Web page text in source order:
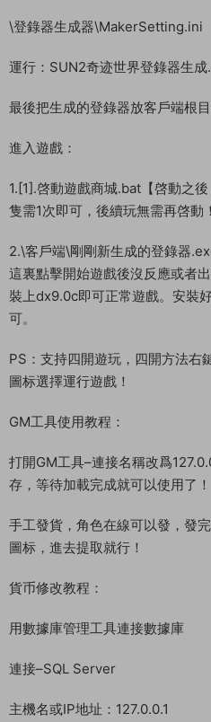
\登錄器生成器\MakerSetting.ini
運行：SUN2奇迹世界登錄器生
最後把生成的登錄器放客戶端根目
進入遊戲：
1.[1].啓動遊戲商城.bat【啓動之
隻需1次即可，後續玩無需再啓動
2.\客戶端\剛剛新生成的登錄器
這裏點擊開始遊戲後沒反應或者
裝上dx9.0c即可正常遊戲。安裝
可。
PS：支持四開遊玩，四開方法右
圖标選擇運行遊戲！
GM工具使用教程：
打開GM工具–連接名稱改爲
存，等待加載完成就可以使用了！
手工發貨，角色在線可以發，發
圖标，進去提取就行！
貨币修改教程：
用數據庫管理工具連接數據庫
連接–SQL Server
主機名或IP地址：127.0.0.1